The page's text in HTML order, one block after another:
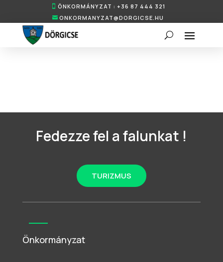
ÖNKORMÁNYZAT : +36 87 444 321
ONKORMANYZAT@DORGICSE.HU
Fedezze fel a falunkat !
TURIZMUS
Önkormányzat